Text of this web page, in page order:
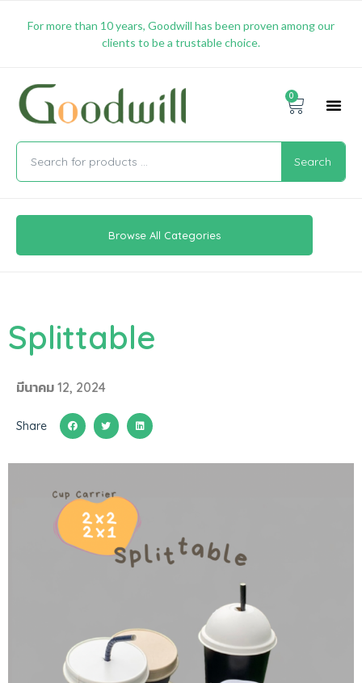
For more than 10 years, Goodwill has been proven among our
clients to be a trustable choice.
0
Search
Browse All Categories
Splittable
มีนาคม 12, 2024
Share